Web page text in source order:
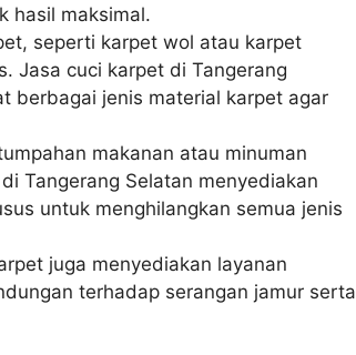
hasil maksimal.
seperti karpet wol atau karpet
Jasa cuci karpet di Tangerang
berbagai jenis material karpet agar
makanan atau minuman
Tangerang Selatan menyediakan
untuk menghilangkan semua jenis
juga menyediakan layanan
terhadap serangan jamur serta